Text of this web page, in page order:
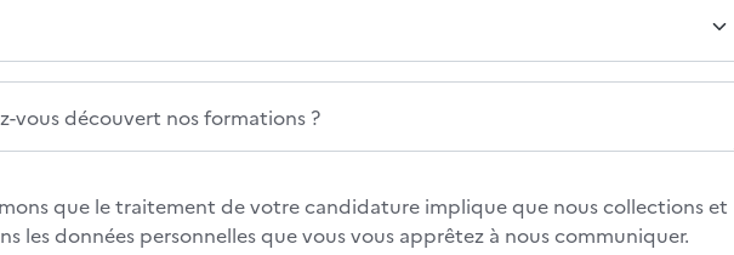
vous découvert nos formations ?
que le traitement de votre candidature implique que nous collections et
les données personnelles que vous vous apprêtez à nous communiquer.